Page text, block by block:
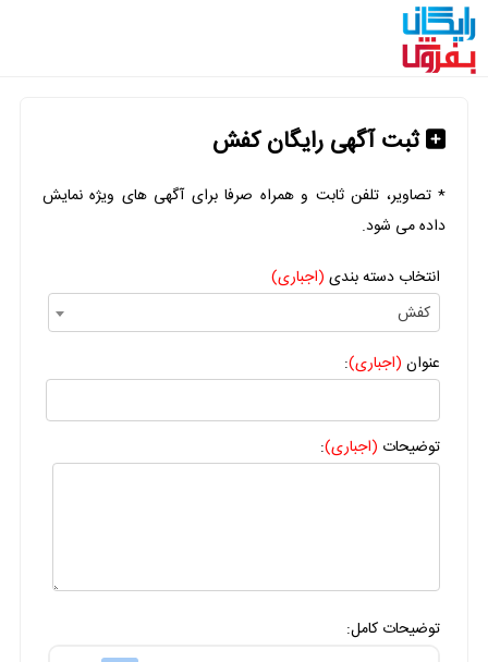
ثبت آگهی رایگان کفش
* تصاویر، تلفن ثابت و همراه صرفا برای آگهی های ویژه نمایش
داده می شود.
انتخاب دسته بندی (اجباری)
کفش
عنوان (اجباری):
توضیحات (اجباری):
توضیحات کامل: